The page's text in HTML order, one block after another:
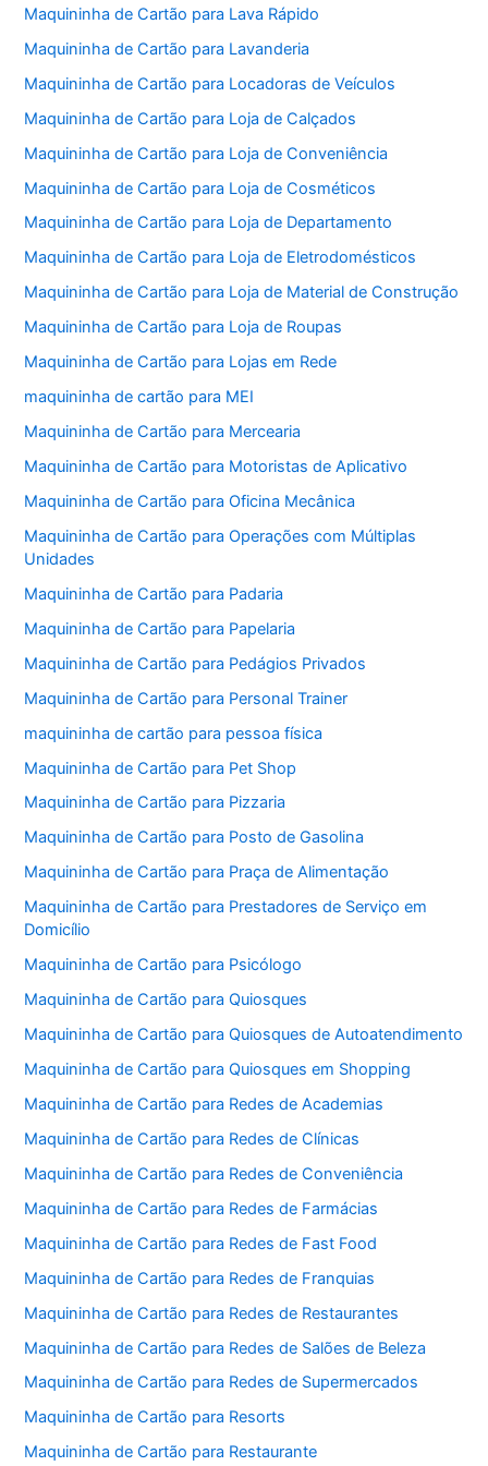
Maquininha de Cartão para Lava Rápido
Maquininha de Cartão para Lavanderia
Maquininha de Cartão para Locadoras de Veículos
Maquininha de Cartão para Loja de Calçados
Maquininha de Cartão para Loja de Conveniência
Maquininha de Cartão para Loja de Cosméticos
Maquininha de Cartão para Loja de Departamento
Maquininha de Cartão para Loja de Eletrodomésticos
Maquininha de Cartão para Loja de Material de Construção
Maquininha de Cartão para Loja de Roupas
Maquininha de Cartão para Lojas em Rede
maquininha de cartão para MEI
Maquininha de Cartão para Mercearia
Maquininha de Cartão para Motoristas de Aplicativo
Maquininha de Cartão para Oficina Mecânica
Maquininha de Cartão para Operações com Múltiplas
Unidades
Maquininha de Cartão para Padaria
Maquininha de Cartão para Papelaria
Maquininha de Cartão para Pedágios Privados
Maquininha de Cartão para Personal Trainer
maquininha de cartão para pessoa física
Maquininha de Cartão para Pet Shop
Maquininha de Cartão para Pizzaria
Maquininha de Cartão para Posto de Gasolina
Maquininha de Cartão para Praça de Alimentação
Maquininha de Cartão para Prestadores de Serviço em
Domicílio
Maquininha de Cartão para Psicólogo
Maquininha de Cartão para Quiosques
Maquininha de Cartão para Quiosques de Autoatendimento
Maquininha de Cartão para Quiosques em Shopping
Maquininha de Cartão para Redes de Academias
Maquininha de Cartão para Redes de Clínicas
Maquininha de Cartão para Redes de Conveniência
Maquininha de Cartão para Redes de Farmácias
Maquininha de Cartão para Redes de Fast Food
Maquininha de Cartão para Redes de Franquias
Maquininha de Cartão para Redes de Restaurantes
Maquininha de Cartão para Redes de Salões de Beleza
Maquininha de Cartão para Redes de Supermercados
Maquininha de Cartão para Resorts
Maquininha de Cartão para Restaurante